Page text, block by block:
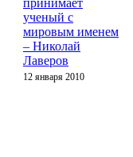
ученый с
мировым именем
– Николай
Лаверов
12 января 2010